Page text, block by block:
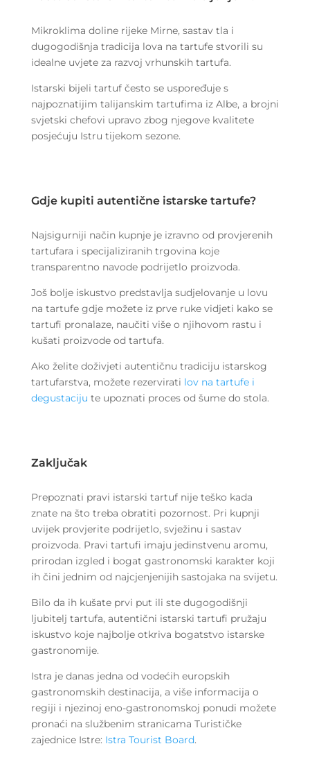
Mikroklima doline rijeke Mirne, sastav tla i
dugogodišnja tradicija lova na tartufe stvorili su
idealne uvjete za razvoj vrhunskih tartufa.
Istarski bijeli tartuf često se uspoređuje s
najpoznatijim talijanskim tartufima iz Albe, a brojni
svjetski chefovi upravo zbog njegove kvalitete
posjećuju Istru tijekom sezone.
Gdje kupiti autentične istarske tartufe?
Najsigurniji način kupnje je izravno od provjerenih
tartufara i specijaliziranih trgovina koje
transparentno navode podrijetlo proizvoda.
Još bolje iskustvo predstavlja sudjelovanje u lovu
na tartufe gdje možete iz prve ruke vidjeti kako se
tartufi pronalaze, naučiti više o njihovom rastu i
kušati proizvode od tartufa.
Ako želite doživjeti autentičnu tradiciju istarskog
tartufarstva, možete rezervirati lov na tartufe i
degustaciju te upoznati proces od šume do stola.
Zaključak
Prepoznati pravi istarski tartuf nije teško kada
znate na što treba obratiti pozornost. Pri kupnji
uvijek provjerite podrijetlo, svježinu i sastav
proizvoda. Pravi tartufi imaju jedinstvenu aromu,
prirodan izgled i bogat gastronomski karakter koji
ih čini jednim od najcjenjenijih sastojaka na svijetu.
Bilo da ih kušate prvi put ili ste dugogodišnji
ljubitelj tartufa, autentični istarski tartufi pružaju
iskustvo koje najbolje otkriva bogatstvo istarske
gastronomije.
Istra je danas jedna od vodećih europskih
gastronomskih destinacija, a više informacija o
regiji i njezinoj eno-gastronomskoj ponudi možete
pronaći na službenim stranicama Turističke
zajednice Istre: Istra Tourist Board.